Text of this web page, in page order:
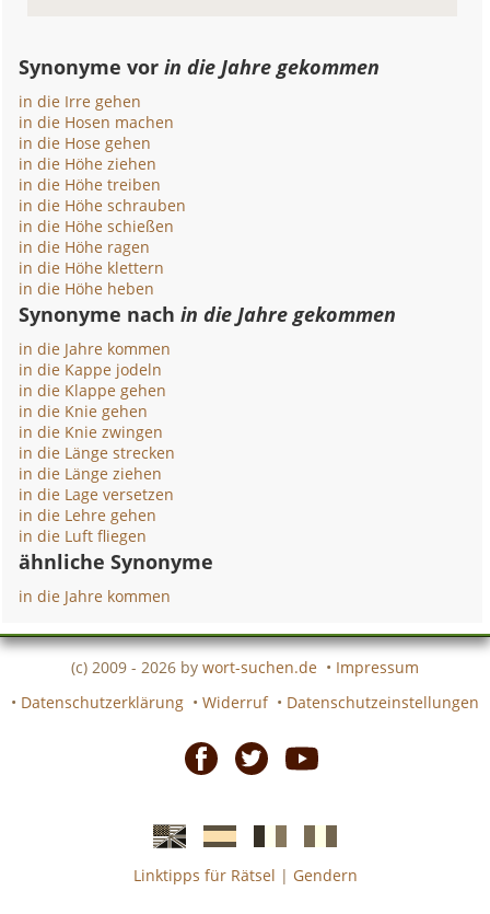
Synonyme vorin die Jahre gekommen
in die Irre gehen
in die Hosen machen
in die Hose gehen
in die Höhe ziehen
in die Höhe treiben
in die Höhe schrauben
in die Höhe schießen
in die Höhe ragen
in die Höhe klettern
in die Höhe heben
Synonyme nachin die Jahre gekommen
in die Jahre kommen
in die Kappe jodeln
in die Klappe gehen
in die Knie gehen
in die Knie zwingen
in die Länge strecken
in die Länge ziehen
in die Lage versetzen
in die Lehre gehen
in die Luft fliegen
ähnliche Synonyme
in die Jahre kommen
(c) 2009 - 2026 by wort-suchen.de • Impressum
• Datenschutzerklärung • Widerruf • Datenschutzeinstellungen
EnglischeSpanischefranzösicheitalienische
Linktipps für Rätsel | Gendern